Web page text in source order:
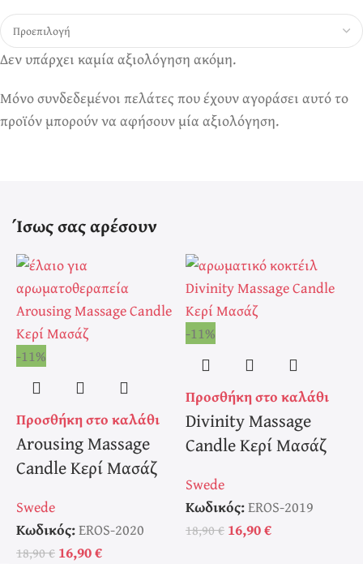
Δεν υπάρχει καμία αξιολόγηση ακόμη.
Μόνο συνδεδεμένοι πελάτες που έχουν αγοράσει αυτό το
προϊόν μπορούν να αφήσουν μία αξιολόγηση.
Ίσως σας αρέσουν
-11%
Προσθήκη στο καλάθι
Arousing Massage
Candle Κερί Μασάζ
Swede
Κωδικός:EROS-2020
18,90€ 16,90€
-11%
Προσθήκη στο καλάθι
Divinity Massage
Candle Κερί Μασάζ
Swede
Κωδικός:EROS-2019
18,90€ 16,90€